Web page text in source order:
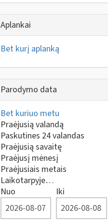
Aplankai
Bet kurį aplanką
Parodymo data
Bet kuriuo metu
Praėjusią valandą
Paskutines 24 valandas
Praėjusią savaitę
Praėjusį mėnesį
Praėjusiais metais
Laikotarpyje…
Nuo
Iki